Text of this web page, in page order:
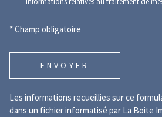
* Champ obligatoire
ENVOYER
Les informations recueillies sur ce
dans un fichier informatisé par La Boite